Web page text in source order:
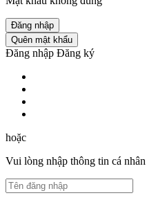
Đăng nhập
Quên mật khẩu
Đăng nhập Đăng ký
hoặc
Vui lòng nhập thông tin cá nhân